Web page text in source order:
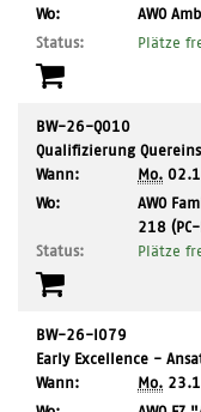
Wo:
,
Ort:
AWO
Status:
Plätze
BW-26-Q010
Qualifizierung
Wann:
Mo.
Wo:
,
Ort:
AWO
218
Status:
Plätze
BW-26-I079
Early Excellence -
Wann:
Mo.